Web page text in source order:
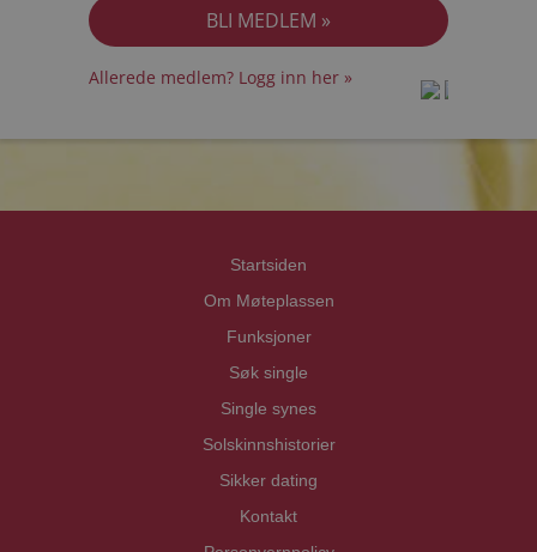
Allerede medlem? Logg inn her »
Startsiden
Om Møteplassen
Funksjoner
Søk single
Single synes
Solskinnshistorier
Sikker dating
Kontakt